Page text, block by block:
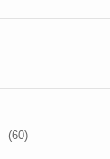
(60)